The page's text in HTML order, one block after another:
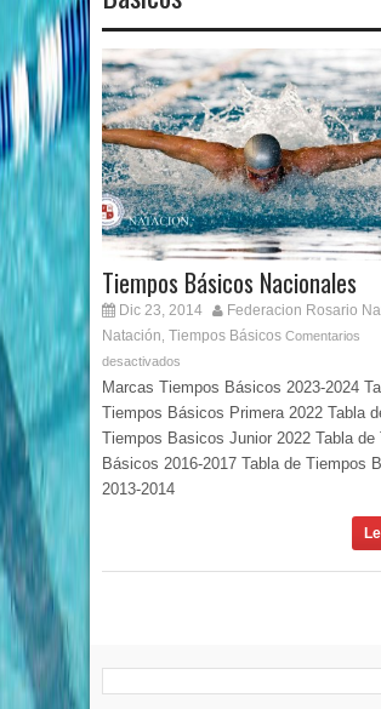
Tiempos Básicos Nacionales
Dic 23, 2014
Federacion Rosario
Natación, Tiempos Básicos Comentarios
desactivados
Marcas Tiempos Básicos 2023-2024
Tiempos Básicos Primera 2022 Tabla
Tiempos Basicos Junior 2022 Tabla de
Básicos 2016-2017 Tabla de Tiempos
2013-2014